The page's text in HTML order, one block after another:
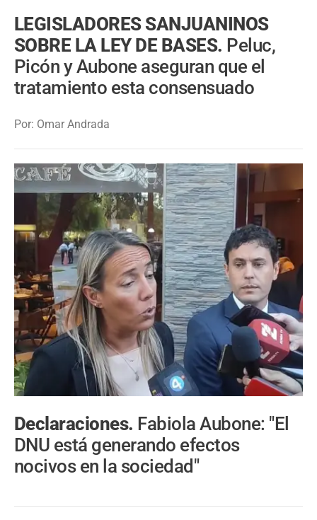
LEGISLADORES SANJUANINOS
SOBRE LA LEY DE BASES. Peluc,
Picón y Aubone aseguran que el
tratamiento esta consensuado
Por: Omar Andrada
Declaraciones. Fabiola Aubone: "El
DNU está generando efectos
nocivos en la sociedad"